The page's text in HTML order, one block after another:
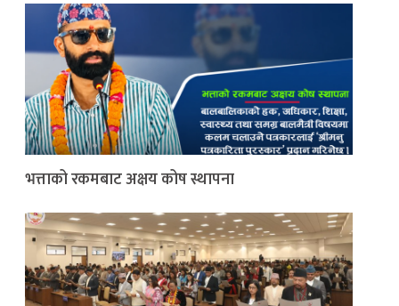
भत्ताको रकमबाट अक्षय कोष स्थापना